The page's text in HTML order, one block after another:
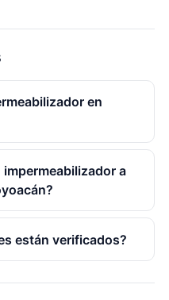
en
a
están verificados?